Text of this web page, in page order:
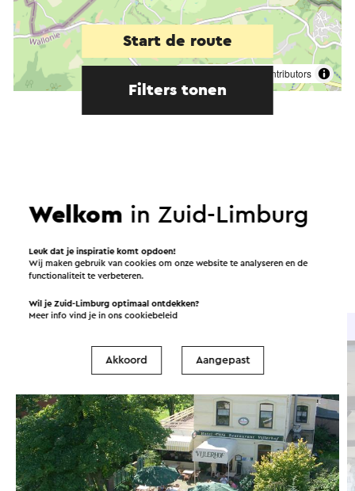
contributors
Start de route
Filters tonen
Bezienswaardigheden
Welkom in Zuid-Limburg
Leuk dat je inspiratie komt opdoen!
Wij maken gebruik van cookies om onze website te analyseren en de
functionaliteit te verbeteren.
Wil je Zuid-Limburg optimaal ontdekken?
Meer info vind je in onscookiebeleid
Akkoord Aangepast